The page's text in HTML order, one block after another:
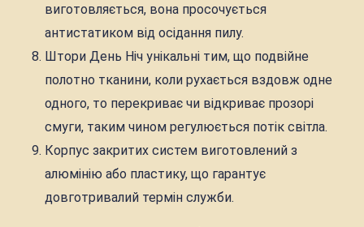
виготовляється, вона просочується
антистатиком від осідання пилу.
Штори День Ніч унікальні тим, що подвійне
полотно тканини, коли рухається вздовж одне
одного, то перекриває чи відкриває прозорі
смуги, таким чином регулюється потік світла.
Корпус закритих систем виготовлений з
алюмінію або пластику, що гарантує
довготривалий термін служби.